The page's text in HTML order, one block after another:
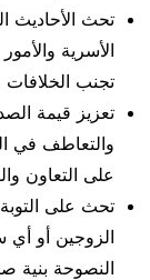
تحث الأحاديث
الأسرية
تجنب الخلافات
تعزيز قيمة
والتعاطف في
على التعاون
تحث على
الزوجين أو أي
النصوحة بنية